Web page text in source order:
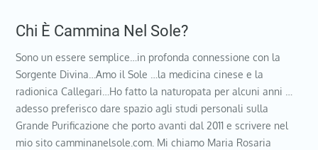
Chi È Cammina Nel Sole?
Sono un essere semplice…in profonda connessione con la
Sorgente Divina…Amo il Sole …la medicina cinese e la
radionica Callegari…Ho fatto la naturopata per alcuni anni …
adesso preferisco dare spazio agli studi personali sulla
Grande Purificazione che porto avanti dal 2011 e scrivere nel
mio sito camminanelsole.com. Mi chiamo Maria Rosaria